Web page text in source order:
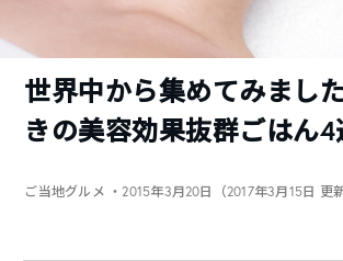
世界中から集めてみまし
きの美容効果抜群ごはん4
ご当地グルメ ・2015年3月20日（2017年3月15日 更新